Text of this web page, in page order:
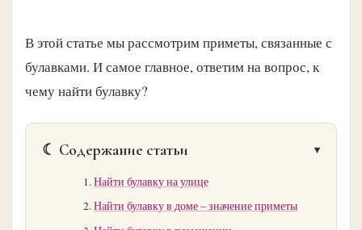
В этой статье мы рассмотрим приметы, связанные с
булавками. И самое главное, ответим на вопрос, к
чему найти булавку?
☾ Содержание статьи
Найти булавку на улице
Найти булавку в доме – значение приметы